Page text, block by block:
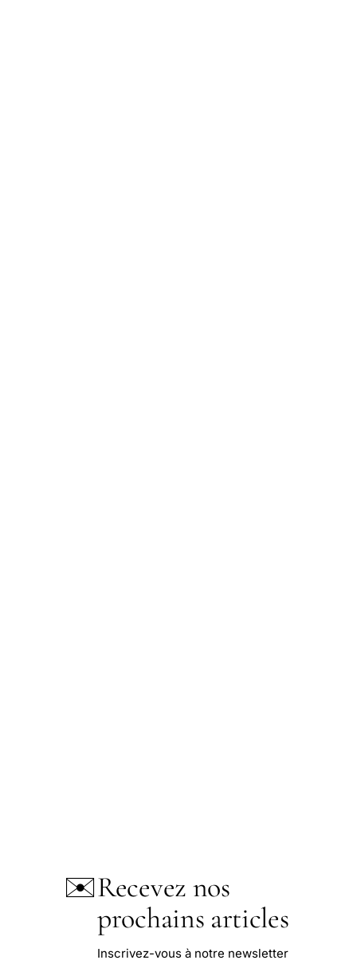
✉️Recevez nos
prochains articles
Inscrivez-vous à notre newsletter